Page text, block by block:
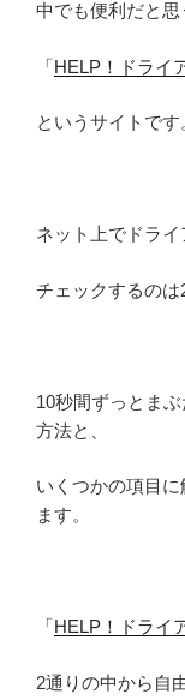
中でも便利だと
「HELP！ドライ
というサイトです
ネット上でドラ
チェックするのは
10秒間ずっとま
方法と、
いくつかの項目
ます。
「HELP！ドライ
2通りの中から自